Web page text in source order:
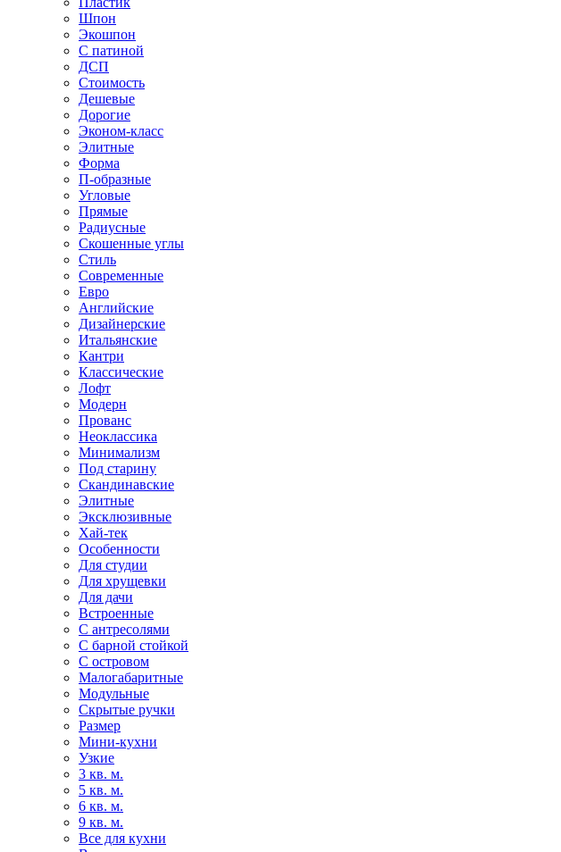
Шпон
Экошпон
С патиной
ДСП
Стоимость
Дешевые
Дорогие
Эконом-класс
Элитные
Форма
П-образные
Угловые
Прямые
Радиусные
Скошенные углы
Стиль
Современные
Евро
Английские
Дизайнерские
Итальянские
Кантри
Классические
Лофт
Модерн
Прованс
Неоклассика
Минимализм
Под старину
Скандинавские
Элитные
Эксклюзивные
Хай-тек
Особенности
Для студии
Для хрущевки
Для дачи
Встроенные
С антресолями
С барной стойкой
С островом
Малогабаритные
Модульные
Скрытые ручки
Размер
Мини-кухни
Узкие
3 кв. м.
5 кв. м.
6 кв. м.
9 кв. м.
Все для кухни